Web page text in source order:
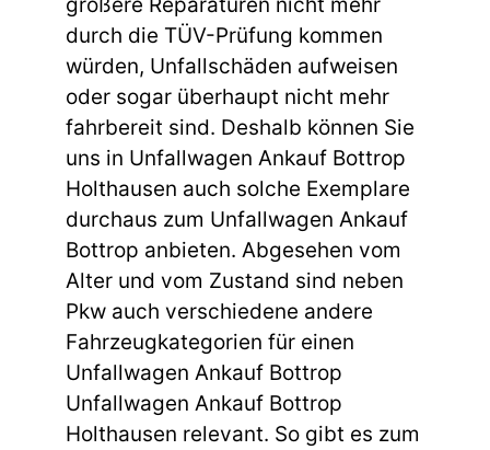
durch die TÜV-Prüfung kommen
würden, Unfallschäden aufweisen
oder sogar überhaupt nicht mehr
fahrbereit sind. Deshalb können Sie
uns in Unfallwagen Ankauf Bottrop
Holthausen auch solche Exemplare
durchaus zum Unfallwagen Ankauf
Bottrop anbieten. Abgesehen vom
Alter und vom Zustand sind neben
Pkw auch verschiedene andere
Fahrzeugkategorien für einen
Unfallwagen Ankauf Bottrop
Unfallwagen Ankauf Bottrop
Holthausen relevant. So gibt es zum